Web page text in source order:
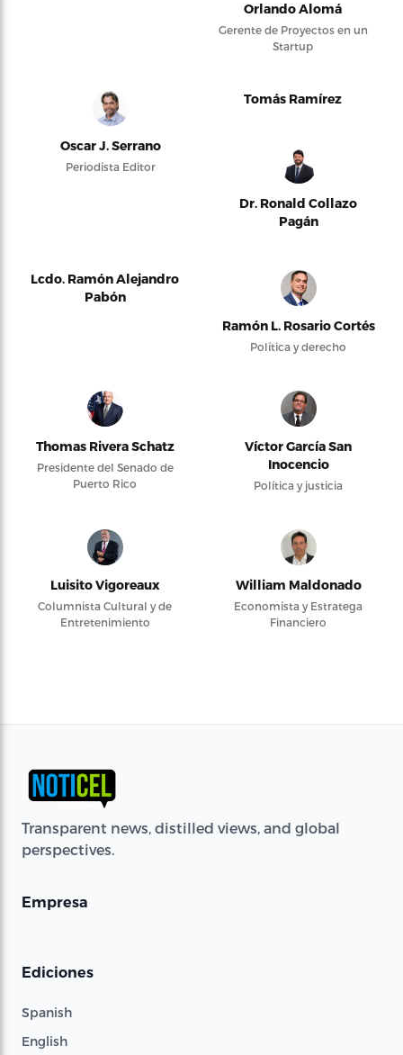
Orlando Alomá
Gerente de Proyectos en un
Startup
Oscar J. Serrano
Periodista Editor
Tomás Ramírez
Dr. Ronald Collazo
Pagán
Lcdo. Ramón Alejandro
Pabón
Ramón L. Rosario Cortés
Política y derecho
Thomas Rivera Schatz
Presidente del Senado de
Puerto Rico
Víctor García San
Inocencio
Política y justicia
Luisito Vigoreaux
Columnista Cultural y de
Entretenimiento
William Maldonado
Economista y Estratega
Financiero
Transparent news, distilled views, and global
perspectives.
Empresa
Ediciones
Spanish
English